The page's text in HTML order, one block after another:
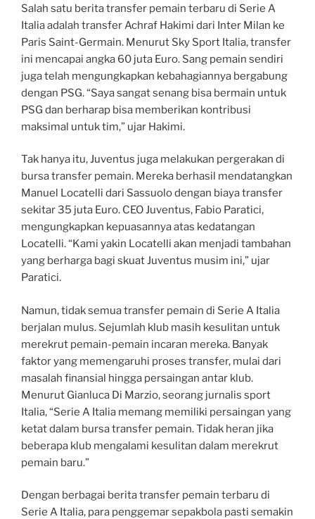
Salah satu berita transfer pemain terbaru di Serie A
Italia adalah transfer Achraf Hakimi dari Inter Milan ke
Paris Saint-Germain. Menurut Sky Sport Italia, transfer
ini mencapai angka 60 juta Euro. Sang pemain sendiri
juga telah mengungkapkan kebahagiannya bergabung
dengan PSG. “Saya sangat senang bisa bermain untuk
PSG dan berharap bisa memberikan kontribusi
maksimal untuk tim,” ujar Hakimi.
Tak hanya itu, Juventus juga melakukan pergerakan di
bursa transfer pemain. Mereka berhasil mendatangkan
Manuel Locatelli dari Sassuolo dengan biaya transfer
sekitar 35 juta Euro. CEO Juventus, Fabio Paratici,
mengungkapkan kepuasannya atas kedatangan
Locatelli. “Kami yakin Locatelli akan menjadi tambahan
yang berharga bagi skuat Juventus musim ini,” ujar
Paratici.
Namun, tidak semua transfer pemain di Serie A Italia
berjalan mulus. Sejumlah klub masih kesulitan untuk
merekrut pemain-pemain incaran mereka. Banyak
faktor yang memengaruhi proses transfer, mulai dari
masalah finansial hingga persaingan antar klub.
Menurut Gianluca Di Marzio, seorang jurnalis sport
Italia, “Serie A Italia memang memiliki persaingan yang
ketat dalam bursa transfer pemain. Tidak heran jika
beberapa klub mengalami kesulitan dalam merekrut
pemain baru.”
Dengan berbagai berita transfer pemain terbaru di
Serie A Italia, para penggemar sepakbola pasti semakin